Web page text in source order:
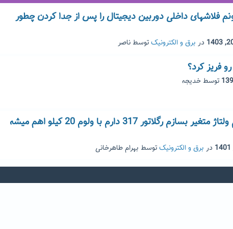
فلاشهای داخلی دوربین دیجیتال را پس از جدا کردن چطور
در برق و الکترونیکتوسط ناصر
فریز کرد؟
توسط خدیجه
سلام من میخوام ولتاژ متغیر بسازم رگلاتور 317 دارم با ولوم 20 کیلو اهم میشه
در برق و الکترونیکتوسط بهرام طاهرخانی